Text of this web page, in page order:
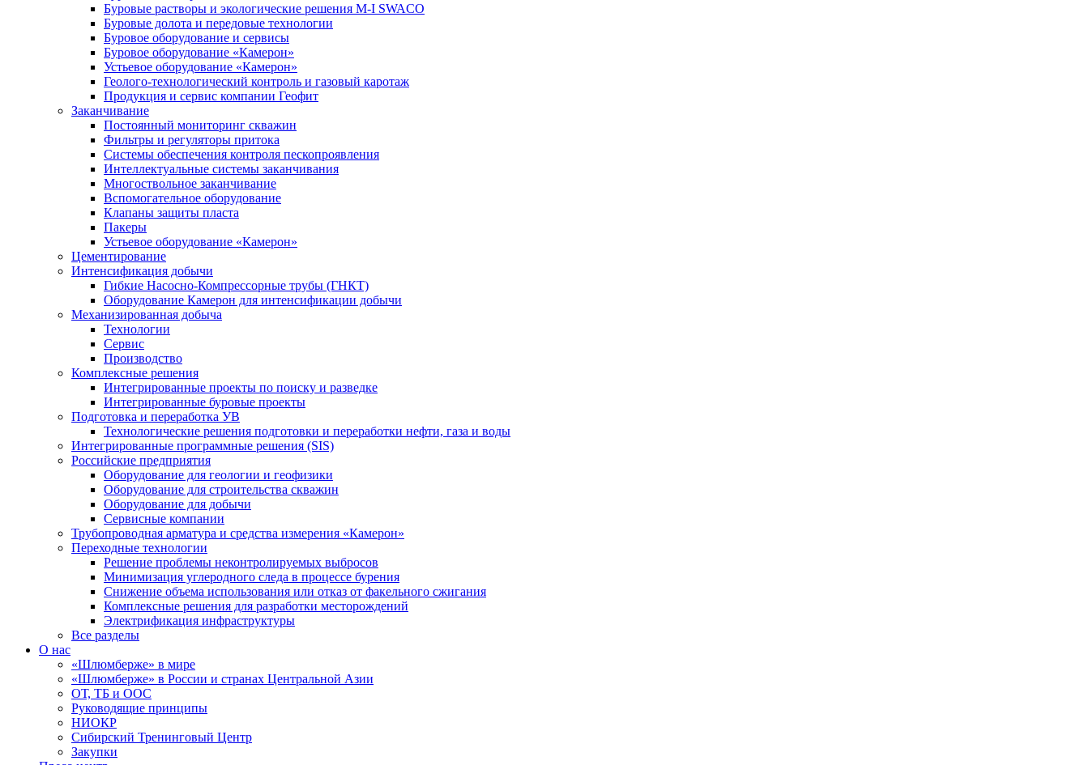
Буровые растворы и экологические решения M-I SWACO
Буровые долота и передовые технологии
Буровое оборудование и сервисы
Буровое оборудование «Камерон»
Устьевое оборудование «Камерон»
Геолого-технологический контроль и газовый каротаж
Продукция и сервис компании Геофит
Заканчивание
Постоянный мониторинг скважин
Фильтры и регуляторы притока
Cистемы обеспечения контроля пескопроявления
Интеллектуальные системы заканчивания
Многоствольное заканчивание
Вспомогательное оборудование
Клапаны защиты пласта
Пакеры
Устьевое оборудование «Камерон»
Цементирование
Интенсификация добычи
Гибкие Насосно-Компрессорные трубы (ГНКТ)
Оборудование Камерон для интенсификации добычи
Механизированная добыча
Технологии
Сервис
Производство
Комплексные решения
Интегрированные проекты по поиску и разведке
Интегрированные буровые проекты
Подготовка и переработка УВ
Технологические решения подготовки и переработки нефти, газа и воды
Интегрированные программные решения (SIS)
Российские предприятия
Оборудование для геологии и геофизики
Оборудование для строительства скважин
Оборудование для добычи
Сервисные компании
Трубопроводная арматура и средства измерения «Камерон»
Переходные технологии
Решение проблемы неконтролируемых выбросов
Минимизация углеродного следа в процессе бурения
Снижение объема использования или отказ от факельного сжигания
Комплексные решения для разработки месторождений
Электрификация инфраструктуры
Все разделы
О нас
«Шлюмберже» в мире
«Шлюмберже» в России и странах Центральной Азии
ОТ, ТБ и ООС
Руководящие принципы
НИОКР
Сибирский Тренинговый Центр
Закупки